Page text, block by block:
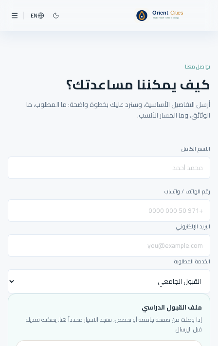
EN
تواصل معنا
كيف يمكننا مساعدتك؟
أرسل التفاصيل الأساسية، وسنرد عليك بخطوة واضحة: ما المطلوب، ما
الوثائق، وما المسار الأنسب.
الاسم الكامل
رقم الهاتف / واتساب
البريد الإلكتروني
الخدمة المطلوبة
ملف القبول الدراسي
إذا وصلت من صفحة جامعة أو تخصص، ستجد الاختيار محدداً هنا. يمكنك تعديله
قبل الإرسال.